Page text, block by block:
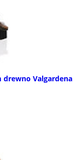
drewno Valgardena